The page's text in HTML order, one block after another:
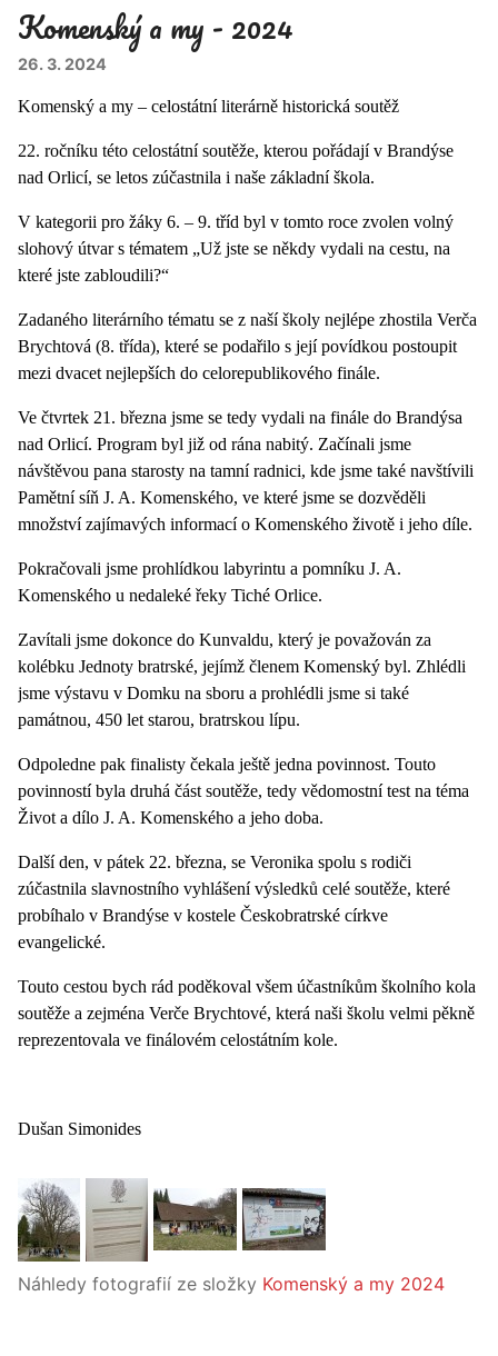
Komenský a my - 2024
26. 3. 2024
Komenský a my – celostátní literárně historická soutěž
22. ročníku této celostátní soutěže, kterou pořádají v Brandýse
nad Orlicí, se letos zúčastnila i naše základní škola.
V kategorii pro žáky 6. – 9. tříd byl v tomto roce zvolen volný
slohový útvar s tématem „Už jste se někdy vydali na cestu, na
které jste zabloudili?“
Zadaného literárního tématu se z naší školy nejlépe zhostila Verča
Brychtová (8. třída), které se podařilo s její povídkou postoupit
mezi dvacet nejlepších do celorepublikového finále.
Ve čtvrtek 21. března jsme se tedy vydali na finále do Brandýsa
nad Orlicí. Program byl již od rána nabitý. Začínali jsme
návštěvou pana starosty na tamní radnici, kde jsme také navštívili
Pamětní síň J. A. Komenského, ve které jsme se dozvěděli
množství zajímavých informací o Komenského životě i jeho díle.
Pokračovali jsme prohlídkou labyrintu a pomníku J. A.
Komenského u nedaleké řeky Tiché Orlice.
Zavítali jsme dokonce do Kunvaldu, který je považován za
kolébku Jednoty bratrské, jejímž členem Komenský byl. Zhlédli
jsme výstavu v Domku na sboru a prohlédli jsme si také
památnou, 450 let starou, bratrskou lípu.
Odpoledne pak finalisty čekala ještě jedna povinnost. Touto
povinností byla druhá část soutěže, tedy vědomostní test na téma
Život a dílo J. A. Komenského a jeho doba.
Další den, v pátek 22. března, se Veronika spolu s rodiči
zúčastnila slavnostního vyhlášení výsledků celé soutěže, které
probíhalo v Brandýse v kostele Českobratrské církve
evangelické.
Touto cestou bych rád poděkoval všem účastníkům školního kola
soutěže a zejména Verče Brychtové, která naši školu velmi pěkně
reprezentovala ve finálovém celostátním kole.
Dušan Simonides
Náhledy fotografií ze složky Komenský a my 2024